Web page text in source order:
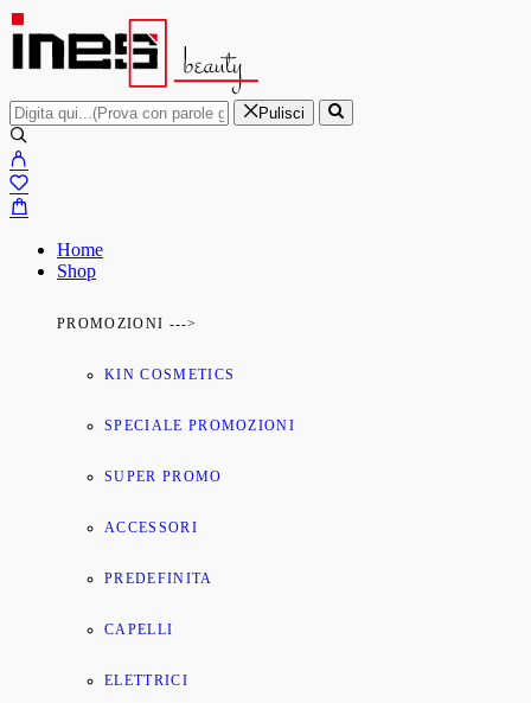
Pulisci
Home
Shop
PROMOZIONI --->
KIN COSMETICS
SPECIALE PROMOZIONI
SUPER PROMO
ACCESSORI
PREDEFINITA
CAPELLI
ELETTRICI